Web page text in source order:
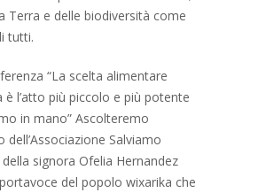
Terra e delle biodiversità come
tutti.
“La scelta alimentare
è l’atto più piccolo e più potente
in mano” Ascolteremo
dell’Associazione Salviamo
signora Ofelia Hernandez
del popolo wixarika che